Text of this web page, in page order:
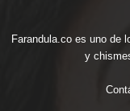
Farandula.co es uno de
y